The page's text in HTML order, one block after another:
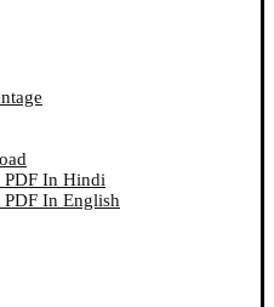
In Hindi
In English